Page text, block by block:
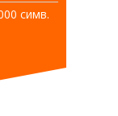
симв.